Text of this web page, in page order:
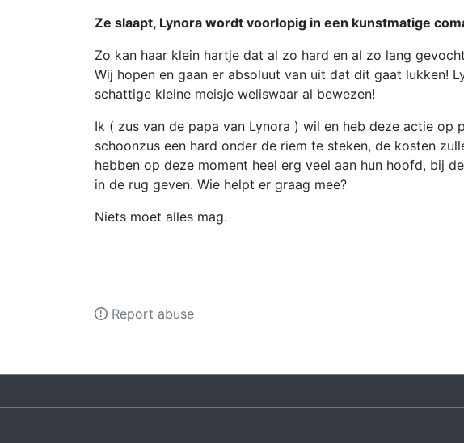
Ze slaapt, Lynora wordt voorlopig in een kunstmatige
Zo kan haar klein hartje dat al zo hard en al zo lang
Wij hopen en gaan er absoluut van uit dat dit gaat lukken!
schattige kleine meisje weliswaar al bewezen!
Ik ( zus van de papa van Lynora ) wil en heb deze actie op
schoonzus een hard onder de riem te steken, de kosten
hebben op deze moment heel erg veel aan hun hoofd, bij
in de rug geven. Wie helpt er graag mee?
Niets moet alles mag.
Report abuse